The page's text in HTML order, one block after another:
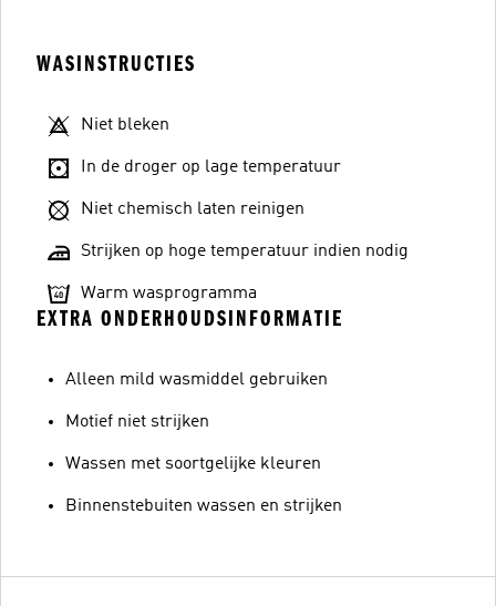
WASINSTRUCTIES
Niet bleken
In de droger op lage temperatuur
Niet chemisch laten reinigen
Strijken op hoge temperatuur indien nodig
Warm wasprogramma
EXTRA ONDERHOUDSINFORMATIE
Alleen mild wasmiddel gebruiken
Motief niet strijken
Wassen met soortgelijke kleuren
Binnenstebuiten wassen en strijken